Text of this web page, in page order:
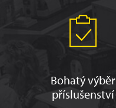
Bohatý výběr
příslušenství